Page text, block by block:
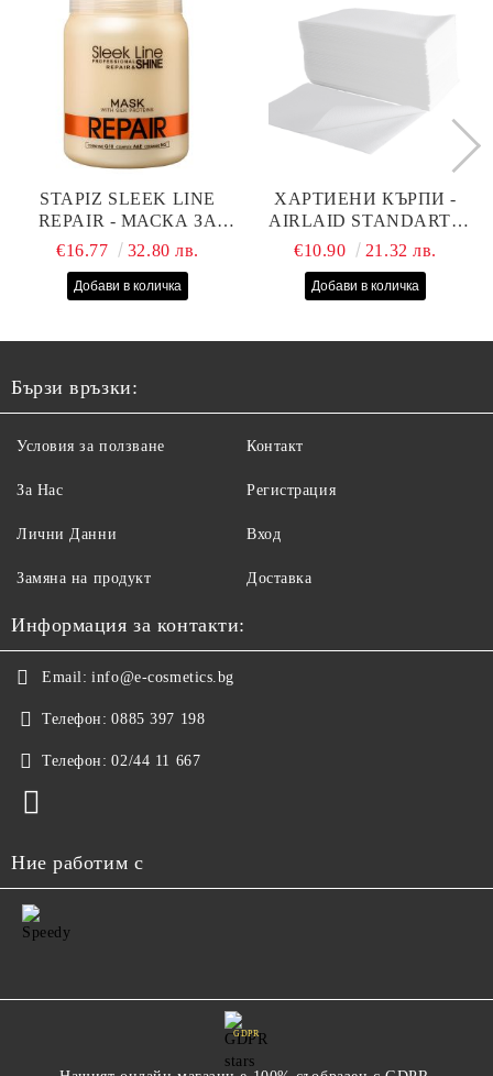
STAPIZ SLEEK LINE
REPAIR - МАСКА ЗА
СУХИ, ИЗТОЩЕНИ И
КОПРИНЕНИ
€16.77 32.80 лв.
ХАРТИЕНИ КЪРПИ -
AIRLAID STANDART -
40СМ/70СМ - 100БР
€10.90 21.32 лв.
Бързи връзки:
Условия за ползване
За Нас
Лични Данни
Замяна на продукт
Контакт
Регистрация
Вход
Доставка
Информация за контакти:
Email: info@e-cosmetics.bg
Телефон: 0885 397 198
Телефон: 02/44 11 667
Ние работим с
GDPR